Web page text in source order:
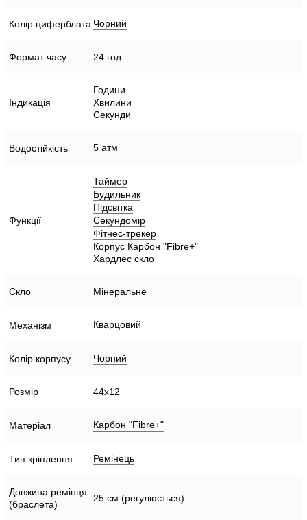
Колір циферблата Чорний
Формат часу 24 год
Індикація
Години
Хвилини
Секунди
Водостійкість 5 атм
Функції
Таймер
Будильник
Підсвітка
Секундомір
Фітнес-трекер
Корпус Карбон "Fibre+"
Хардлес скло
Скло Мінеральне
Механізм Кварцовий
Колір корпусу Чорний
Розмір 44х12
Матеріал Карбон "Fibre+"
Тип кріплення Ремінець
Довжина ремінця
(браслета)
25 см (регулюється)